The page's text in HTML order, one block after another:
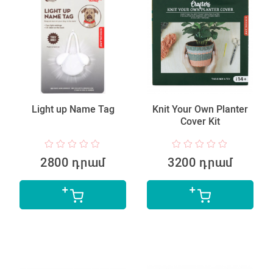
Light up Name Tag
2800 դրամ
Knit Your Own Planter
Cover Kit
3200 դրամ